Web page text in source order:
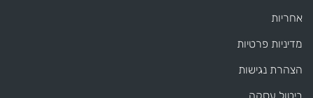
אחריות
מדיניות פרטיות
הצהרת נגישות